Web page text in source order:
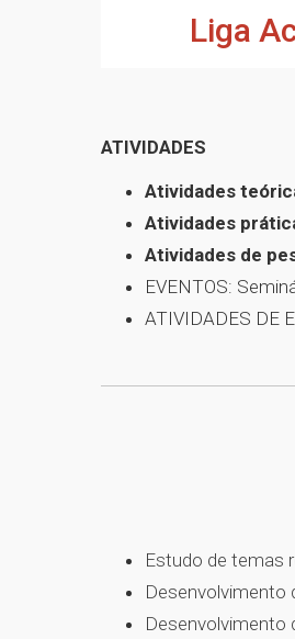
Liga
ATIVIDADES
Atividades
Atividades
Atividades de
EVENTOS:
ATIVIDADES DE
Estudo de temas
Desenvolvimento
Desenvolvimento